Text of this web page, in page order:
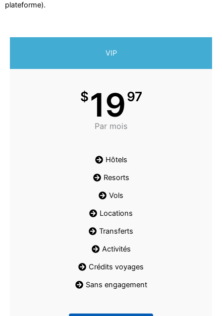
plateforme).
VIP
$1997
Par mois
Hôtels
Resorts
Vols
Locations
Transferts
Activités
Crédits voyages
Sans engagement